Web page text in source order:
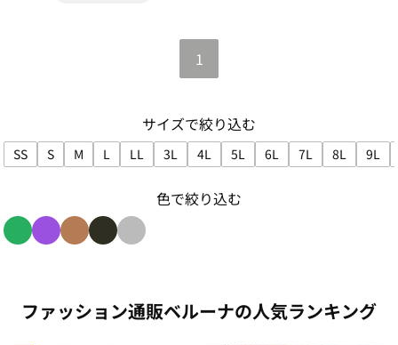
1
サイズで絞り込む
SS
サイズで絞り込み: SS
S
サイズで絞り込み: S
M
サイズで絞り込み: M
L
サイズで絞り込み: L
LL
サイズで絞り込み: LL
3L
サイズで絞り込み: 3L
4L
サイズで絞り込み: 4L
5L
サイズで絞り込み: 5L
6L
サイズで絞り込み: 6L
7L
サイズで絞り込
8L
サイズで
9L
サ
色で絞り込む
ファッション通販ベルーナの人気ランキング